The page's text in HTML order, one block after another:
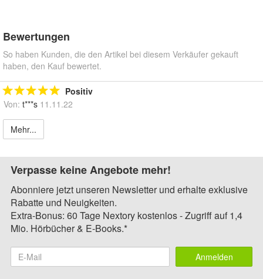
Bewertungen
So haben Kunden, die den Artikel bei diesem Verkäufer gekauft
haben, den Kauf bewertet.
Positiv
Von: t***s 11.11.22
Mehr...
Verpasse keine Angebote mehr!
Abonniere jetzt unseren Newsletter und erhalte exklusive
Rabatte und Neuigkeiten.
Extra-Bonus: 60 Tage Nextory kostenlos - Zugriff auf 1,4
Mio. Hörbücher & E-Books.*
Anmelden